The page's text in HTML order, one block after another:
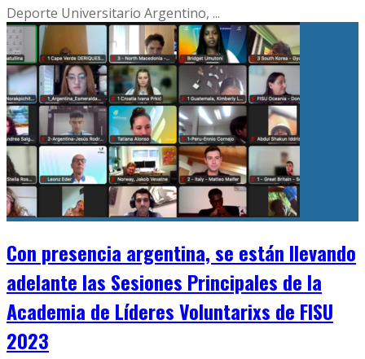
Deporte Universitario Argentino, ...
Con presencia argentina, se están llevando
adelante las Sesiones Principales de la
Academia de Líderes Voluntarixs de FISU
2023